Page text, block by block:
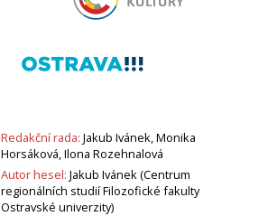
Redakční rada: Jakub Ivánek, Monika
Horsáková, Ilona Rozehnalová
Autor hesel: Jakub Ivánek (Centrum
regionálních studií Filozofické fakulty
Ostravské univerzity)